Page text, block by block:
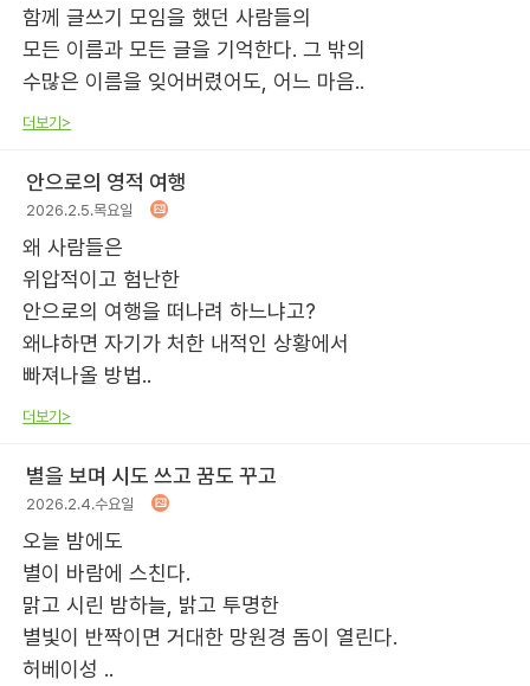
함께 글쓰기 모임을 했던 사람들의
모든 이름과 모든 글을 기억한다. 그 밖의
수많은 이름을 잊어버렸어도, 어느 마음..
더보기>
안으로의 영적 여행
2026.2.5.목요일
왜 사람들은
위압적이고 험난한
안으로의 여행을 떠나려 하느냐고?
왜냐하면 자기가 처한 내적인 상황에서
빠져나올 방법..
더보기>
별을 보며 시도 쓰고 꿈도 꾸고
2026.2.4.수요일
오늘 밤에도
별이 바람에 스친다.
맑고 시린 밤하늘, 밝고 투명한
별빛이 반짝이면 거대한 망원경 돔이 열린다.
허베이성 ..